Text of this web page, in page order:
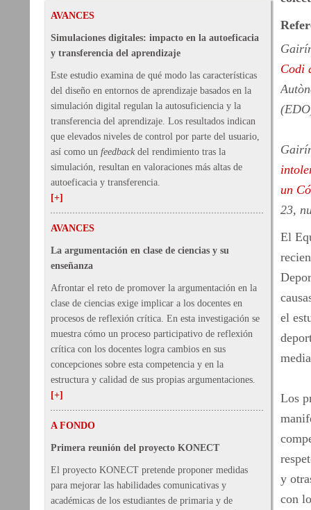
AVANCES
Simulaciones digitales: impacto en la autoeficacia
y transferencia del aprendizaje
Este estudio examina de qué modo las características
del diseño en entornos de aprendizaje basados en la
simulación digital regulan la autosuficiencia y la
transferencia del aprendizaje. Los resultados indican
que elevados niveles de control por parte del usuario,
así como un feedback del rendimiento tras la
simulación, resultan en valoraciones más altas de
autoeficacia y transferencia.
[+]
AVANCES
La argumentación en clase de ciencias y su
enseñanza
Afrontar el reto de promover la argumentación en la
clase de ciencias exige implicar a los docentes en
procesos de reflexión crítica. En esta investigación se
muestra cómo un proceso participativo de reflexión
crítica con los docentes logra cambios en sus
concepciones sobre esta competencia y en la
estructura y calidad de sus propias argumentaciones.
[+]
A FONDO
Primera reunión del proyecto KONECT
El proyecto KONECT pretende proponer medidas
para mejorar las habilidades comunicativas y
académicas de los estudiantes de primaria y de
Codi
un
23,
El
el
Los
y
con